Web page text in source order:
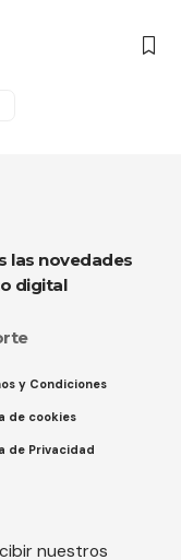
digital
y Condiciones
de cookies
de Privacidad
nuestros